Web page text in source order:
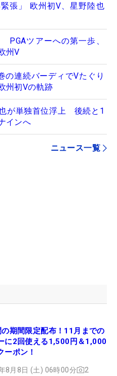
緊張」 欧州初V、星野陸也
PGAツアーへの第一歩、
州V
連続バーディでVたぐり
州初Vの軌跡
が単独首位浮上 後続と1
インへ
ニュース一覧
期間限定配布！11月までの
に2回使える1,500円＆1,000
ーポン！
8月8日 (土) 06時00分 2